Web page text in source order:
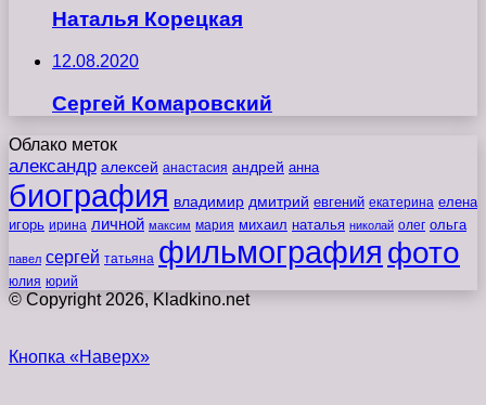
Наталья Корецкая
12.08.2020
Сергей Комаровский
Облако меток
александр алексей анастасия андрей анна
биография владимир дмитрий евгений екатерина елена
игорь ирина личной максим мария михаил наталья николай олег ольга
павел сергей татьяна фильмография фото
юлия юрий
© Copyright 2026, Kladkino.net
Кнопка «Наверх»